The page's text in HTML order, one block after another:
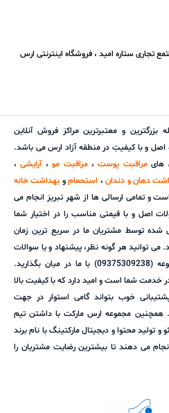
تجاری ستاره امید ، فروشگاه اینترنتی ارس
بزرگترین و معتبرترین مراکز فروش آنلاین
و با کیفیتِ در منطقه آزاد ارس می باشد.
هایمراقبت پوست،مراقبت مو،آرایشی،
دهان و دندان، استحمامو بهداشت خانه
و تمامی ارسالی ها از شهر تبریز انجام می
اصل و با قیمتی مناسب را در اختیار شما
شده توسط مشتریان ما در سریع ترین زمان
توانید هر گونه نظر، پیشنهاد و یا سوالات
خود را از طریق پشتیبانی آنلاین مجموعه (09375309238) با ما در میان بگذارید.
خدمت شما است و امید دارد که با کیفیت بالا
خوب بتواند گامی استوار در جهت
همچنین مجموعه ارس مارکت با داشتن تیم
محتوا و دیجیتال مارکتینگ با نام برند
می دهند تا بیشترین رضایت مشتریان را